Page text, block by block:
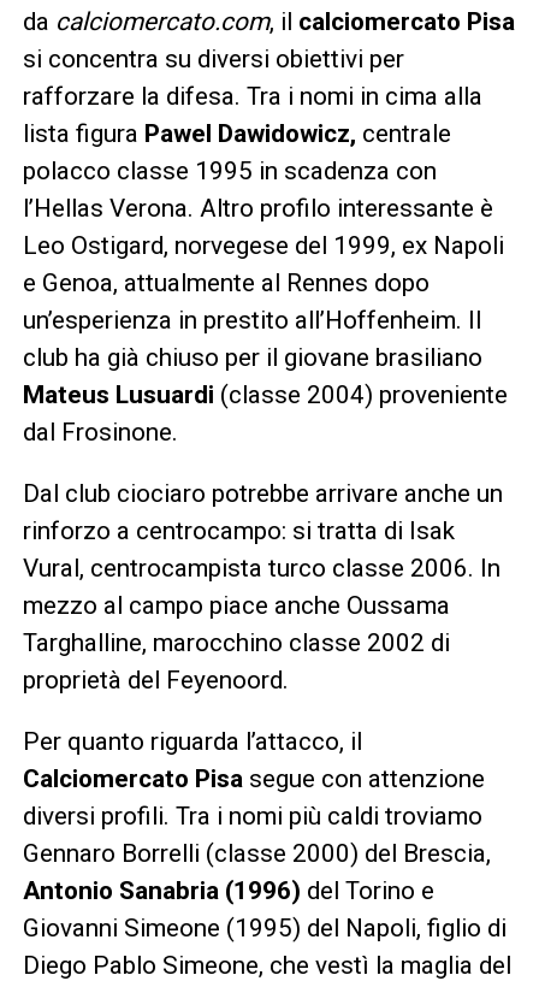
da calciomercato.com, il calciomercato Pisa
si concentra su diversi obiettivi per
rafforzare la difesa. Tra i nomi in cima alla
lista figura Pawel Dawidowicz, centrale
polacco classe 1995 in scadenza con
l’Hellas Verona. Altro profilo interessante è
Leo Ostigard, norvegese del 1999, ex Napoli
e Genoa, attualmente al Rennes dopo
un’esperienza in prestito all’Hoffenheim. Il
club ha già chiuso per il giovane brasiliano
Mateus Lusuardi (classe 2004) proveniente
dal Frosinone.
Dal club ciociaro potrebbe arrivare anche un
rinforzo a centrocampo: si tratta di Isak
Vural, centrocampista turco classe 2006. In
mezzo al campo piace anche Oussama
Targhalline, marocchino classe 2002 di
proprietà del Feyenoord.
Per quanto riguarda l’attacco, il
Calciomercato Pisa segue con attenzione
diversi profili. Tra i nomi più caldi troviamo
Gennaro Borrelli (classe 2000) del Brescia,
Antonio Sanabria (1996) del Torino e
Giovanni Simeone (1995) del Napoli, figlio di
Diego Pablo Simeone, che vestì la maglia del